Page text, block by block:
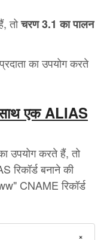
तोचरण 3.1 का पालन
का उपयोग करते
एक ALIAS
उपयोग करते हैं, तो
बनाने की
CNAME रिकॉर्ड